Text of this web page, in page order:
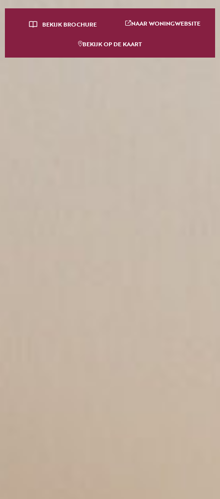
BEKIJK BROCHURE NAAR WONINGWEBSITE
BEKIJK OP DE KAART